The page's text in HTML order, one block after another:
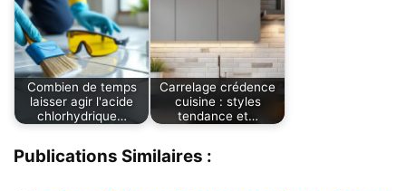
Combien de temps
laisser agir l'acide
chlorhydrique…
Carrelage crédence
cuisine : styles
tendance et…
Publications Similaires :